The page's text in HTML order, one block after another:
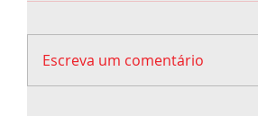
Escreva um comentário